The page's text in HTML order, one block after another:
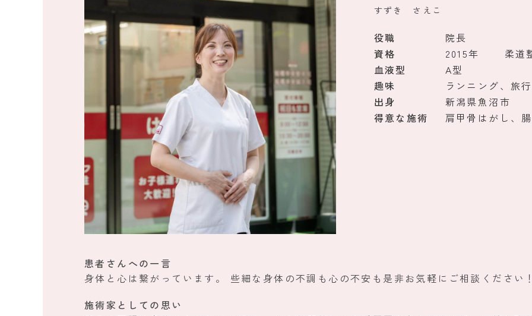
すずき さえこ
役職
院長
資格
2015年
柔道
血液型
A型
趣味
ランニング、旅
出身
新潟県魚沼市
得意な施術
肩甲骨はがし、
患者さんへの一言
身体と心は繋がっています。 些細な身体の不調も心の不安も是非お気軽にご相談ください！
施術家としての思い